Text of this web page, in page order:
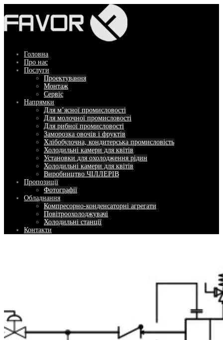
до
вмісту
Головна
Про нас
Послуги
Проектування
Монтаж
Сервіс
Напрямки
Для м’ясної промисловості
Для молочної промисловості
Для рибної промисловості
Заморозка овочів і фруктів
Хлібобулочна, кондитерська промисловість
Холодильні камери для квітів
Установки для охолодження рідин
Холодильні камери для квітів
Виробництво ЧІЛЛЕРІВ
Пропозиції
Фотографії
Обладнання
Компресорно-конденсаторні агрегати
Повітроохолоджувачі
Холодильні станції
Контакти